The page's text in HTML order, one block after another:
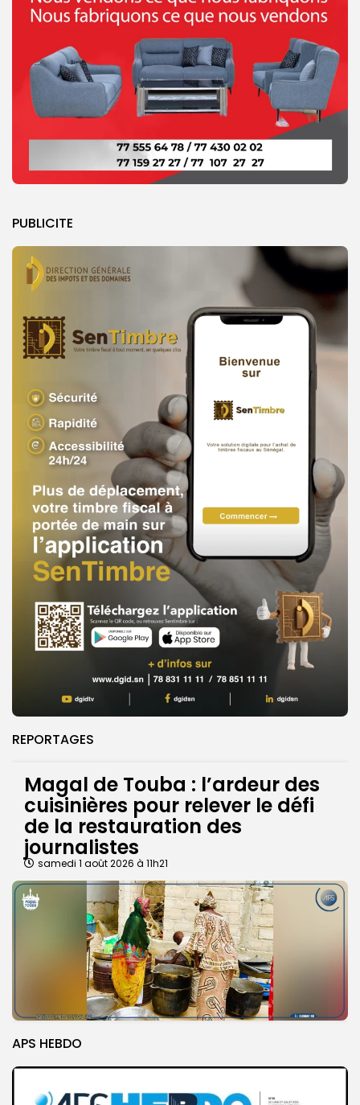
PUBLICITE
REPORTAGES
Magal de Touba : l’ardeur des
cuisinières pour relever le défi
de la restauration des
journalistes
samedi 1 août 2026 à 11h21
APS HEBDO